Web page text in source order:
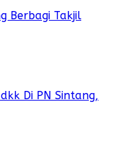
Berbagi Takjil
Di PN Sintang,